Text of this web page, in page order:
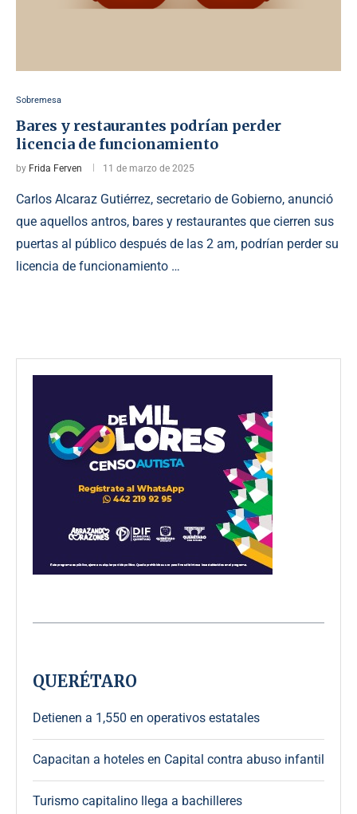
Sobremesa
Bares y restaurantes podrían perder
licencia de funcionamiento
by Frida Ferven 11 de marzo de 2025
Carlos Alcaraz Gutiérrez, secretario de Gobierno, anunció
que aquellos antros, bares y restaurantes que cierren sus
puertas al público después de las 2 am, podrían perder su
licencia de funcionamiento …
QUERÉTARO
Detienen a 1,550 en operativos estatales
Capacitan a hoteles en Capital contra abuso infantil
Turismo capitalino llega a bachilleres